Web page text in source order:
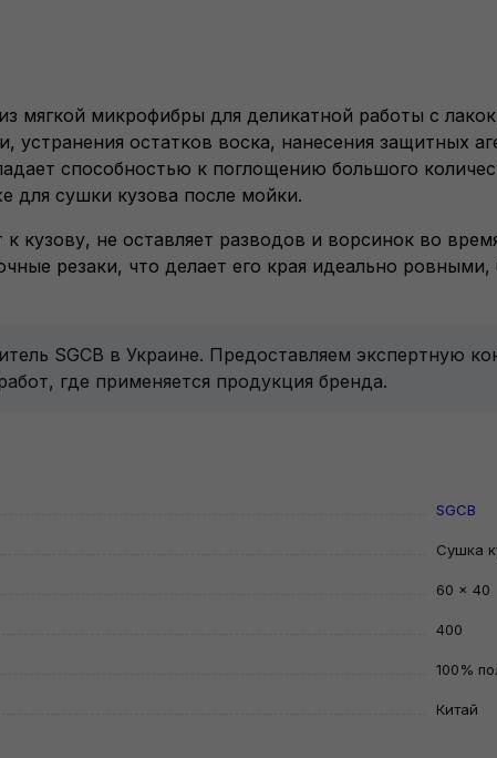
мягкой микрофибры для деликатной работы с
устранения остатков воска, нанесения защитных
способностью к поглощению большого
для сушки кузова после мойки.
кузову, не оставляет разводов и ворсинок во
резаки, что делает его края идеально ровными,
SGCB в Украине. Предоставляем экспертную
где применяется продукция бренда.
SGCB
Сушка
60 × 40
400
100%
Китай